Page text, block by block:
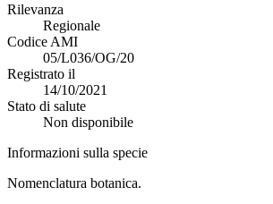
Rilevanza
Regionale
Codice AMI
05/L036/OG/20
Registrato il
14/10/2021
Stato di salute
Non disponibile
Informazioni sulla specie
Nomenclatura botanica.